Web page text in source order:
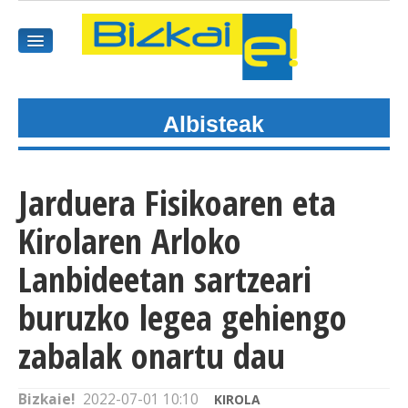
GAIAK
AGENDEA
KOMUNITATEA
ALBISTE GUZTIAK
BIDEOAK
Albisteak
Jarduera Fisikoaren eta
Kirolaren Arloko
Lanbideetan sartzeari
buruzko legea gehiengo
zabalak onartu dau
Bizkaie! 2022-07-01 10:10 KIROLA